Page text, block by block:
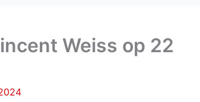
Weiss op 22